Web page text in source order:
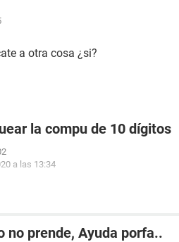
a otra cosa ¿si?
la compu de 10 dígitos
a las 13:34
no prende, Ayuda porfa..